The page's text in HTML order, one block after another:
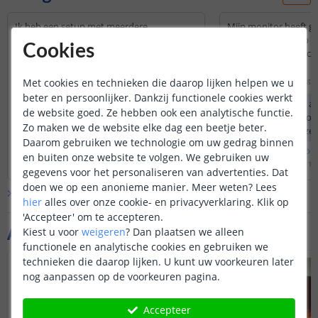
Aanvullende producten
Ik heb een setup met meerdere
monitoren. Kun je via de software
meerdere sets aansturen?
Wanneer u dit product wenst te
gebruiken voor meerdere monitors,
kan het voorkomen dat deze niet goed
presteert en geen goede pixel show
weergeeft.
Bekijk hele antwoord
Door Louise op vrijdag 28 november 2025
Mijn monitor heeft
Werkt deze ledstrip
aansluit aan mijn
Door Robben op dinsdag
Dit product dient
aangesloten te
poort van de PC
middels de
verlichting
bewegen.
Bekijk
Door Levi op woensdag
Bekijk alle Vraag & antwoord
Cookies
Met cookies en technieken die daarop lijken helpen we u
beter en persoonlijker. Dankzij functionele cookies werkt
de website goed. Ze hebben ook een analytische functie.
Zo maken we de website elke dag een beetje beter.
Daarom gebruiken we technologie om uw gedrag binnen
en buiten onze website te volgen. We gebruiken uw
gegevens voor het personaliseren van advertenties. Dat
doen we op een anonieme manier. Meer weten? Lees
hier alles over onze cookie- en privacyverklaring. Klik op
'Accepteer' om te accepteren.
Kiest u voor weigeren? Dan plaatsen we alleen
functionele en analytische cookies en gebruiken we
technieken die daarop lijken. U kunt uw voorkeuren later
nog aanpassen op de voorkeuren pagina.
Accepteer